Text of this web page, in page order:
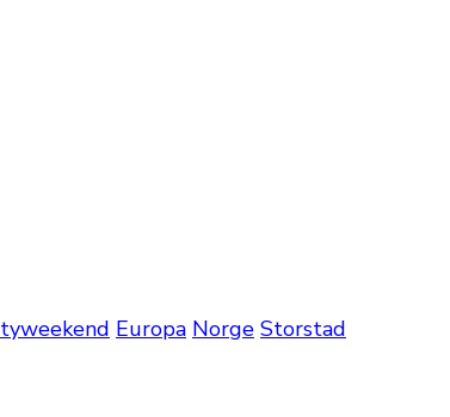
Europa Norge Storstad